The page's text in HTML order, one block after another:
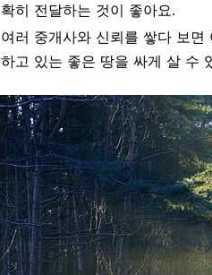
확히 전달하는 것이 좋아요.
여러 중개사와 신뢰를 쌓다 보
하고 있는 좋은 땅을 싸게 살 수